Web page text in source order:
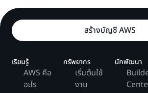
สร้างบัญชี AWS
เรียนรู้
AWS คือ
อะไร
ทรัพยากร
เริ่มต้นใช้
งาน
นักพัฒนา